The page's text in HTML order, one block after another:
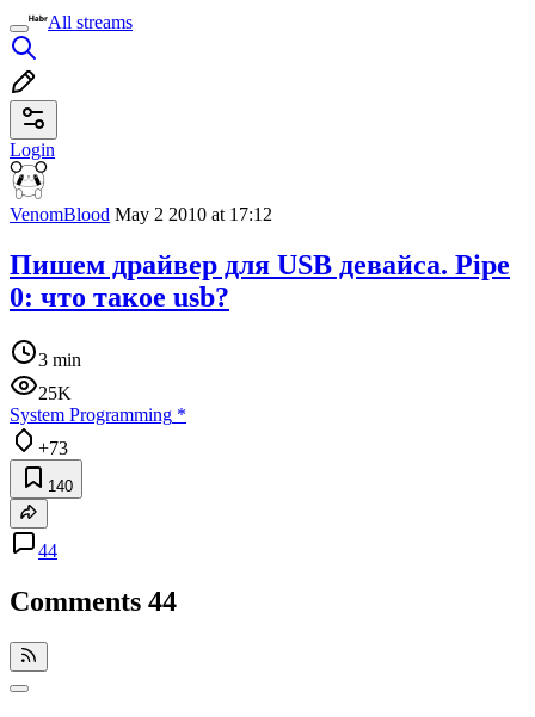
All streams
Login
VenomBlood May 2 2010 at 17:12
Пишем драйвер для USB девайса. Pipe
0: что такое usb?
3 min
25K
System Programming *
+73
140
44
Comments 44